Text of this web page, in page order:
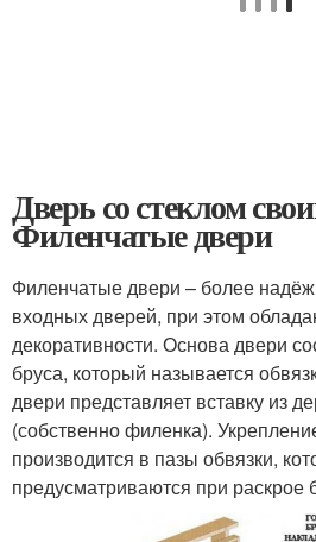
Дверь со стеклом
Филенчатые двери
Филенчатые двери – более
входных дверей, при этом
декоративности. Основа двери
бруса, который называется
двери представляет вставку из
(собственно филенка).
производится в пазы обвязки,
предусматриваются при раскрое